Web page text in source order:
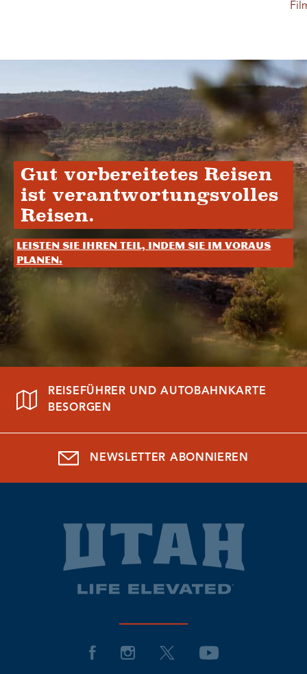
Gut vorbereitetes Reisen
ist verantwortungsvolles
Reisen.
Leisten Sie Ihren Teil, indem Sie im Voraus
planen.
REISEFÜHRER UND AUTOBAHNKARTE
BESORGEN
NEWSLETTER ABONNIEREN